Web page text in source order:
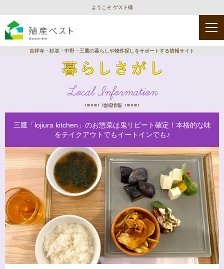
ようこそ ゲスト様
吉祥寺・杉並・中野・三鷹の暮らしや物件探しをサポートする情報サイト
Local Information
地域情報
三鷹「lojiura kitchen」のお惣菜は鬼リピート確定！本格的な味
をテイクアウトでもイートインでも♪